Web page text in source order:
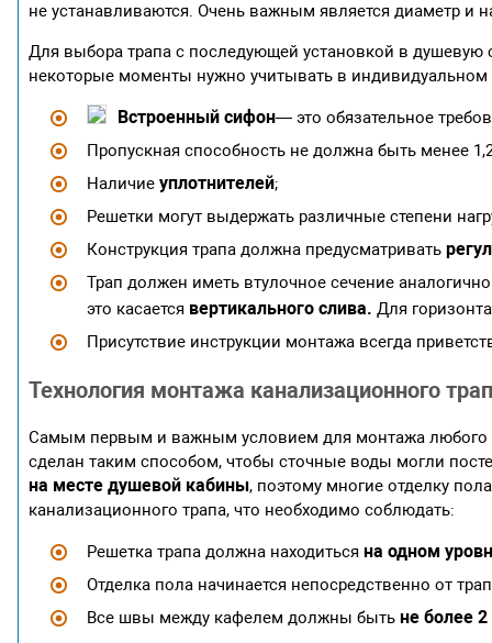
не устанавливаются. Очень важным является диаметр и
Для выбора трапа с последующей установкой в
некоторые моменты нужно учитывать в индивидуальном
Встроенный сифон— это обязательное
Пропускная способность не должна быть менее
Наличие уплотнителей;
Решетки могут выдержать различные степени
Конструкция трапа должна предусматривать
Трап должен иметь втулочное сечение
это касается вертикального слива. Для
Присутствие инструкции монтажа всегда
Технология монтажа канализационного
Самым первым и важным условием для монтажа любого
сделан таким способом, чтобы сточные воды могли
на месте душевой кабины, поэтому многие отделку
канализационного трапа, что необходимо соблюдать:
Решетка трапа должна находиться на одном
Отделка пола начинается непосредственно от
Все швы между кафелем должны быть не более